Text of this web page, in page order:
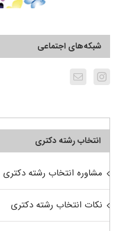
شبکه‌های اجتماعی
انتخاب رشته دکتری
مشاوره انتخاب رشته دکتری
نکات انتخاب رشته دکتری